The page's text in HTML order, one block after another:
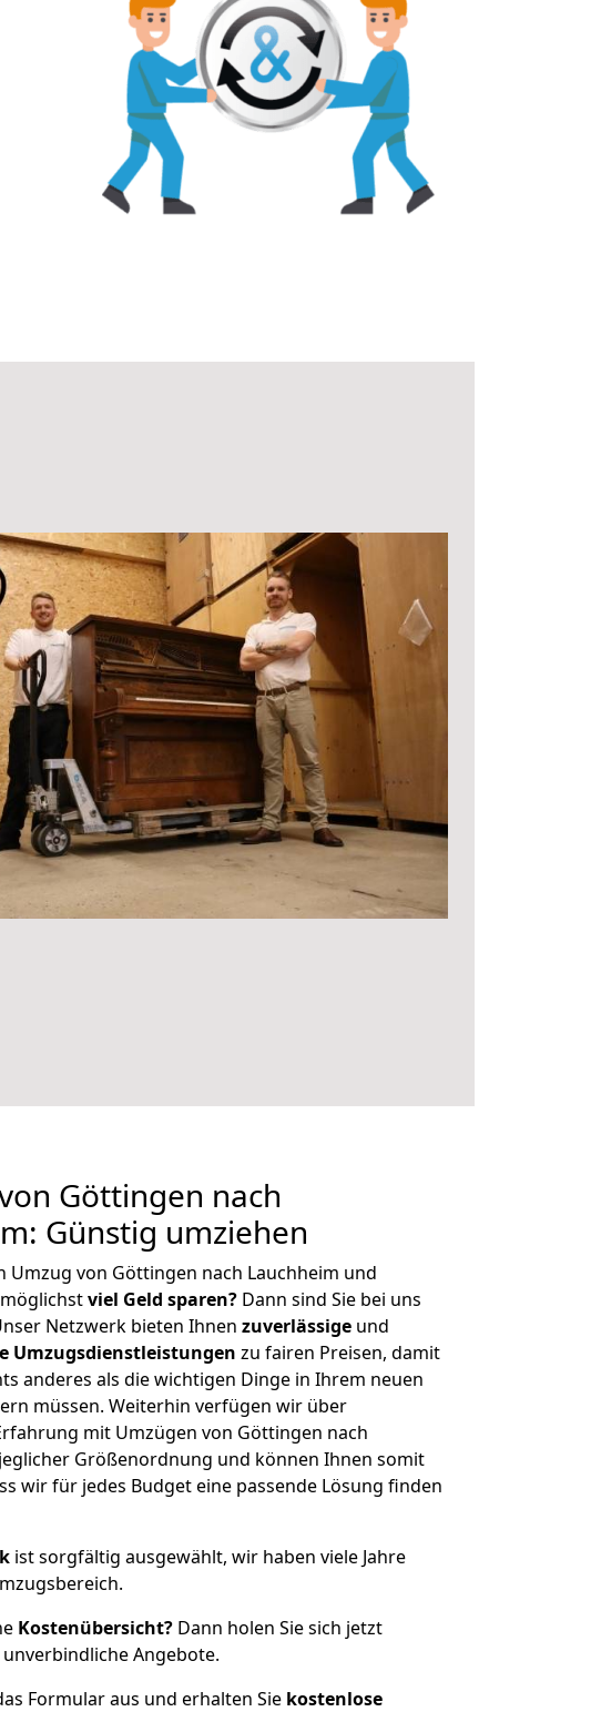
Göttingen nach
Günstig umziehen
Umzug von Göttingen nach Lauchheim und
viel Geld sparen? Dann sind Sie bei uns
Netzwerk bieten Ihnen zuverlässige und
Umzugsdienstleistungen zu fairen Preisen, damit
anderes als die wichtigen Dinge in Ihrem neuen
müssen. Weiterhin verfügen wir über
mit Umzügen von Göttingen nach
Größenordnung und können Ihnen somit
wir für jedes Budget eine passende Lösung finden
ist sorgfältig ausgewählt, wir haben viele Jahre
Kostenübersicht? Dann holen Sie sich jetzt
Angebote.
Formular aus und erhalten Sie kostenlose